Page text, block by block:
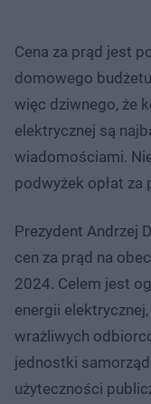
Cena za prąd jest
domowego
więc dziwnego, że
elektrycznej są
wiadomościami.
podwyżek opłat za
Prezydent Andrzej
cen za prąd na
2024. Celem jest
energii
wrażliwych
jednostki
użyteczności